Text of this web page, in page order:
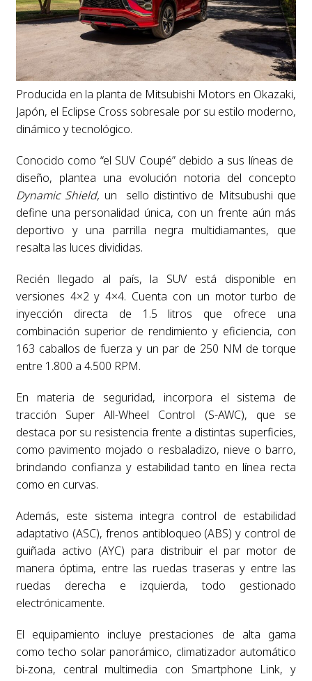
Producida en la planta de Mitsubishi Motors en Okazaki,
Japón, el Eclipse Cross sobresale por su estilo moderno,
dinámico y tecnológico.
Conocido como “el SUV Coupé” debido a sus líneas de
diseño, plantea una evolución notoria del concepto
Dynamic Shield, un sello distintivo de Mitsubushi que
define una personalidad única, con un frente aún más
deportivo y una parrilla negra multidiamantes, que
resalta las luces divididas.
Recién llegado al país, la SUV está disponible en
versiones 4×2 y 4×4. Cuenta con un motor turbo de
inyección directa de 1.5 litros que ofrece una
combinación superior de rendimiento y eficiencia, con
163 caballos de fuerza y un par de 250 NM de torque
entre 1.800 a 4.500 RPM.
En materia de seguridad, incorpora el sistema de
tracción Super All-Wheel Control (S-AWC), que se
destaca por su resistencia frente a distintas superficies,
como pavimento mojado o resbaladizo, nieve o barro,
brindando confianza y estabilidad tanto en línea recta
como en curvas.
Además, este sistema integra control de estabilidad
adaptativo (ASC), frenos antibloqueo (ABS) y control de
guiñada activo (AYC) para distribuir el par motor de
manera óptima, entre las ruedas traseras y entre las
ruedas derecha e izquierda, todo gestionado
electrónicamente.
El equipamiento incluye prestaciones de alta gama
como techo solar panorámico, climatizador automático
bi-zona, central multimedia con Smartphone Link, y